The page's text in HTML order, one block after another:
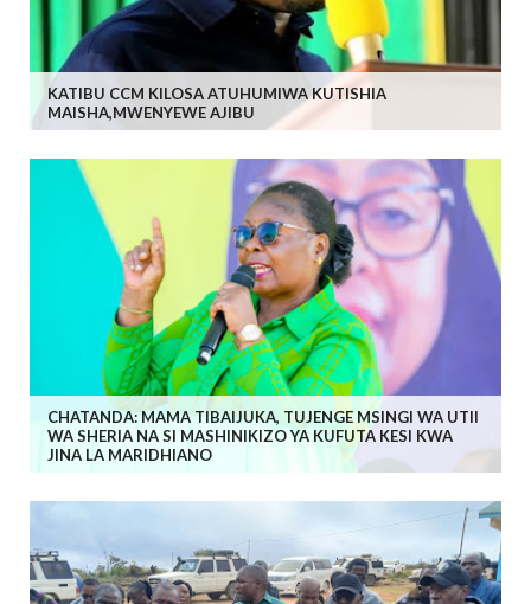
KATIBU CCM KILOSA ATUHUMIWA KUTISHIA
MAISHA,MWENYEWE AJIBU
CHATANDA: MAMA TIBAIJUKA, TUJENGE MSINGI WA UTII
WA SHERIA NA SI MASHINIKIZO YA KUFUTA KESI KWA
JINA LA MARIDHIANO